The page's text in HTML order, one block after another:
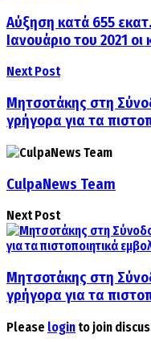
Αύξηση κατά 655
Ιανουάριο του 2021
Next Post
Μητσοτάκης στη
γρήγορα για τα
CulpaNews Team
Next Post
Μητσοτάκης στη
γρήγορα για τα
Please login to join